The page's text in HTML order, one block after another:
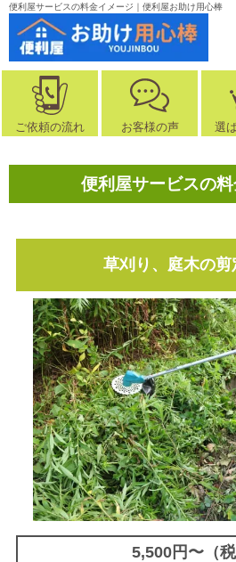
便利屋サービスの料金イメージ｜便利屋お助け用心棒
ご依頼の流れ お客様の声 選
便利屋サービスの
草刈り、庭木の剪
5,500円〜（税